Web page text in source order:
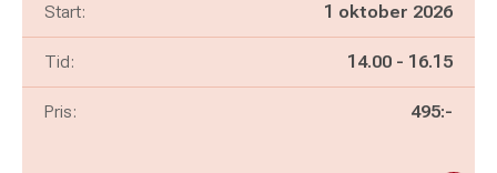
Start: 1 oktober 2026
Tid: Pågår mellan
14.00 - och
16.15
Pris: 495:-